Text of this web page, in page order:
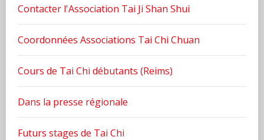
Contacter l'Association Tai Ji Shan Shui
Coordonnées Associations Tai Chi Chuan
Cours de Tai Chi débutants (Reims)
Dans la presse régionale
Futurs stages de Tai Chi